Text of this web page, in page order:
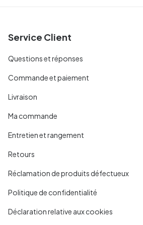
Service Client
Questions et réponses
Commande et paiement
Livraison
Ma commande
Entretien et rangement
Retours
Réclamation de produits défectueux
Politique de confidentialité
Déclaration relative aux cookies